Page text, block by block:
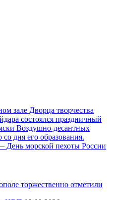
зале Дворца творчества
состоялся праздничный
Воздушно-десантных
дня его образования.
День морской пехоты России
торжественно отметили